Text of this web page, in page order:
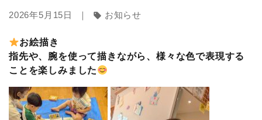
2026年5月15日 ｜ sell お知らせ
お絵描き
指先や、腕を使って描きながら、様々な色で表現する
ことを楽しみました